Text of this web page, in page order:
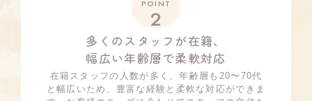
POINT
2
多くのスタッフが在籍、
幅広い年齢層で柔軟対応
在籍スタッフの人数が多く、年齢層も20〜70代
と幅広いため、豊富な経験と柔軟な対応ができま